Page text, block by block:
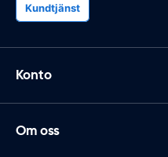
Kundtjänst
Konto
Om oss